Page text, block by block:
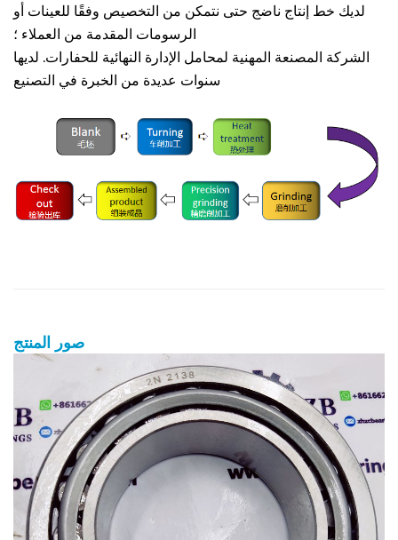
لديك خط إنتاج ناضج حتى نتمكن من التخصيص وفقًا للعينات أو
الرسومات المقدمة من العملاء ؛
الشركة المصنعة المهنية لمحامل الإدارة النهائية للحفارات. لديها
سنوات عديدة من الخبرة في التصنيع
صور المنتج